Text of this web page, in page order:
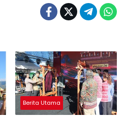
Berita Utama